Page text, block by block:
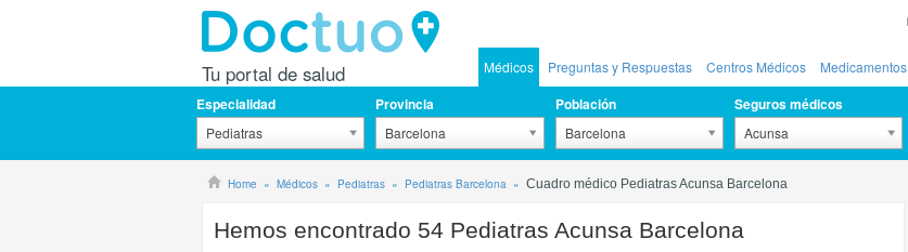
Tu portal de salud Médicos Preguntas y Respuestas Centros Médicos Medicamentos
Especialidad
Pediatras
Provincia
Barcelona
Población
Barcelona
Seguros médicos
Acunsa
Home Médicos Pediatras Pediatras Barcelona Cuadro médico Pediatras Acunsa Barcelona
Hemos encontrado 54 Pediatras Acunsa Barcelona